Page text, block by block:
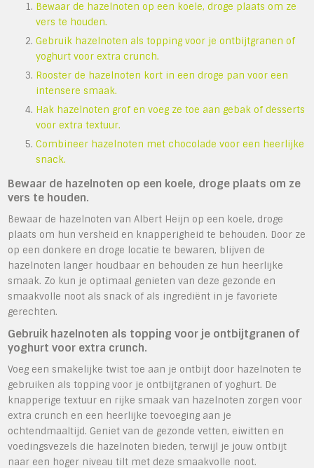
Bewaar de hazelnoten op een koele, droge plaats om ze
vers te houden.
Gebruik hazelnoten als topping voor je ontbijtgranen of
yoghurt voor extra crunch.
Rooster de hazelnoten kort in een droge pan voor een
intensere smaak.
Hak hazelnoten grof en voeg ze toe aan gebak of desserts
voor extra textuur.
Combineer hazelnoten met chocolade voor een heerlijke
snack.
Bewaar de hazelnoten op een koele, droge plaats om ze
vers te houden.
Bewaar de hazelnoten van Albert Heijn op een koele, droge
plaats om hun versheid en knapperigheid te behouden. Door ze
op een donkere en droge locatie te bewaren, blijven de
hazelnoten langer houdbaar en behouden ze hun heerlijke
smaak. Zo kun je optimaal genieten van deze gezonde en
smaakvolle noot als snack of als ingrediënt in je favoriete
gerechten.
Gebruik hazelnoten als topping voor je ontbijtgranen of
yoghurt voor extra crunch.
Voeg een smakelijke twist toe aan je ontbijt door hazelnoten te
gebruiken als topping voor je ontbijtgranen of yoghurt. De
knapperige textuur en rijke smaak van hazelnoten zorgen voor
extra crunch en een heerlijke toevoeging aan je
ochtendmaaltijd. Geniet van de gezonde vetten, eiwitten en
voedingsvezels die hazelnoten bieden, terwijl je jouw ontbijt
naar een hoger niveau tilt met deze smaakvolle noot.